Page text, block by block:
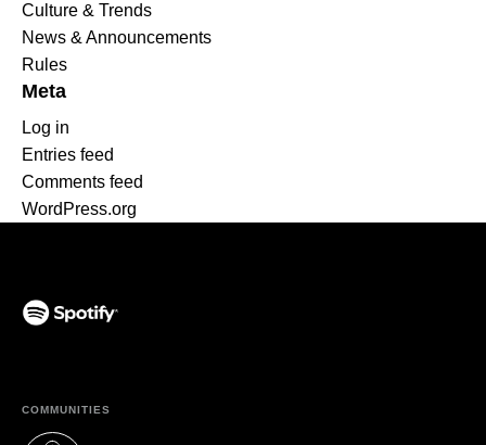
Culture & Trends
News & Announcements
Rules
Meta
Log in
Entries feed
Comments feed
WordPress.org
COMMUNITIES